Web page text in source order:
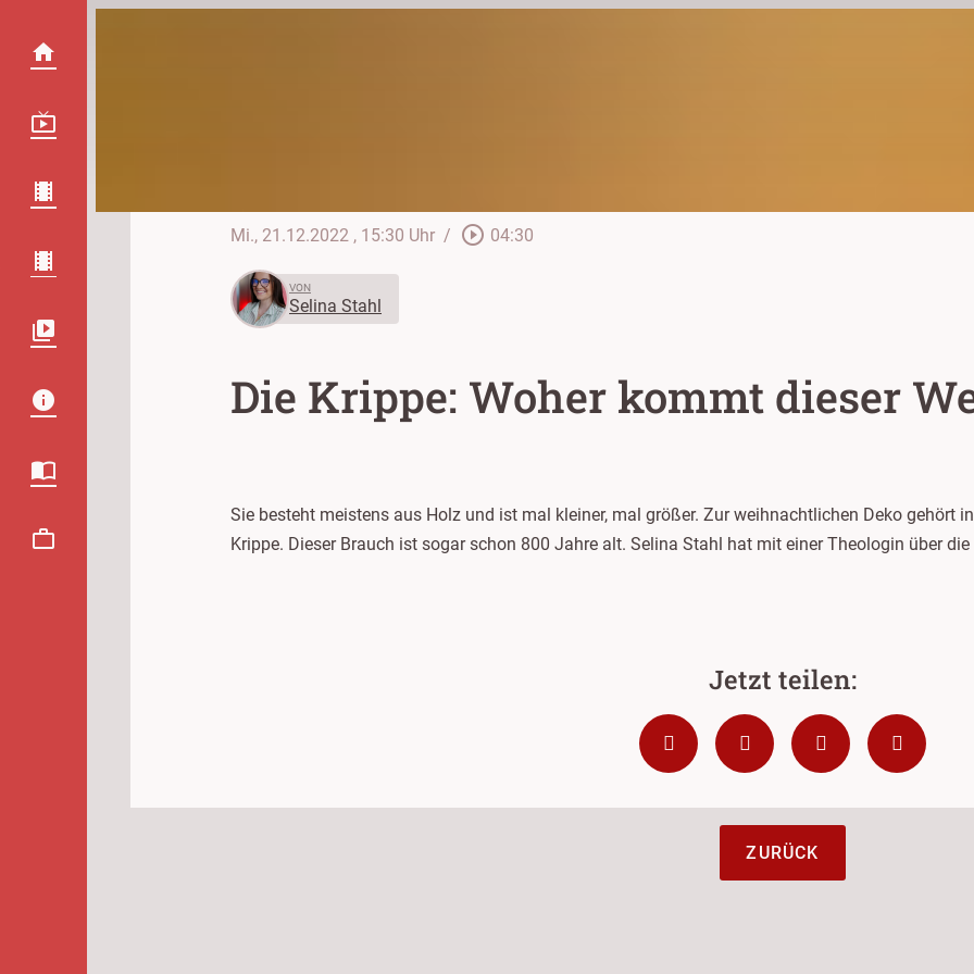
Mi., 21.12.2022 , 15:30 Uhr / play_circle_outline 04:30
VON
Selina Stahl
Die Krippe: Woher kommt dieser
Sie besteht meistens aus Holz und ist mal kleiner, mal größer. Zur weihnachtlichen Deko gehört
Krippe. Dieser Brauch ist sogar schon 800 Jahre alt. Selina Stahl hat mit einer Theologin über
ZURÜCK